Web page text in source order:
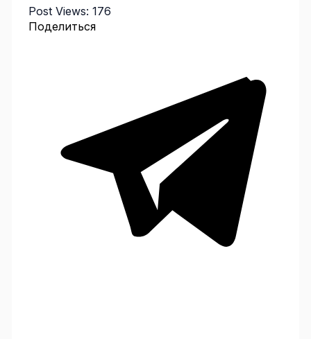
Post Views: 176
Поделиться